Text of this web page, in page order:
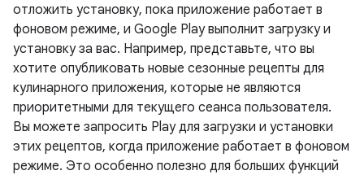
отложить установку, пока приложение работает в
фоновом режиме, и Google Play выполнит загрузку и
установку за вас. Например, представьте, что вы
хотите опубликовать новые сезонные рецепты для
кулинарного приложения, которые не являются
приоритетными для текущего сеанса пользователя.
Вы можете запросить Play для загрузки и установки
этих рецептов, когда приложение работает в фоновом
режиме. Это особенно полезно для больших функций